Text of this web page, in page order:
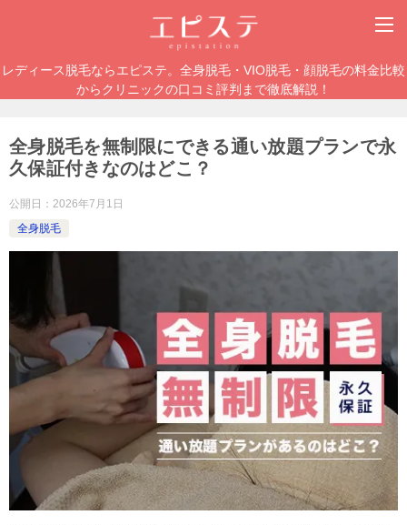
レディース脱毛ならエピステ。全身脱毛・VIO脱毛・顔脱毛の料金比較
からクリニックの口コミ評判まで徹底解説！
全身脱毛を無制限にできる通い放題プランで永
久保証付きなのはどこ？
公開日： 2026年7月1日
全身脱毛